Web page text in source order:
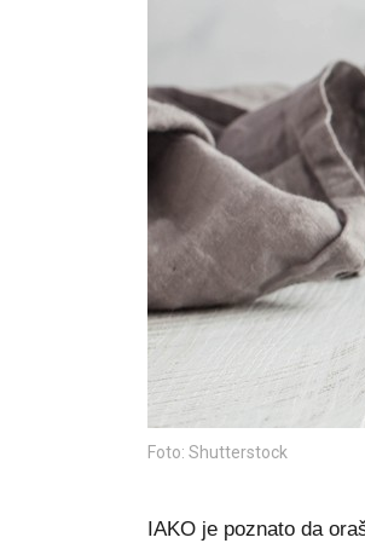
Foto: Shutterstock
IAKO je poznato da